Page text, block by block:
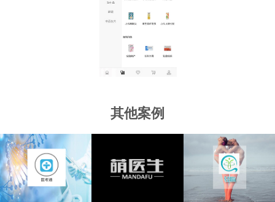
其他案例